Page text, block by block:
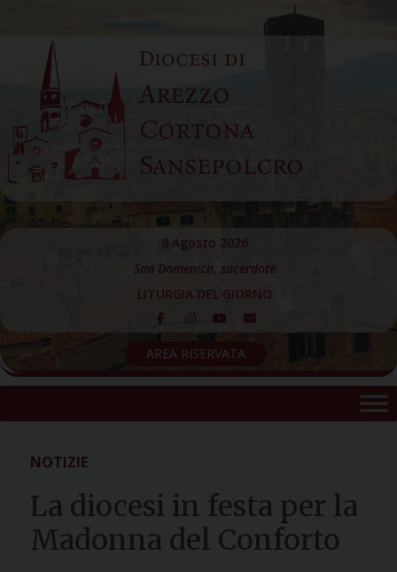
content
Diocesi di
Arezzo
Cortona
Sansepolcro
8 Agosto 2026
San Domenico, sacerdote
LITURGIA DEL GIORNO
AREA RISERVATA
NOTIZIE
La diocesi in festa per la
Madonna del Conforto